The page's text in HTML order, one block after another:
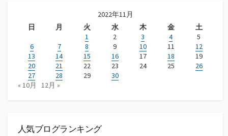
2022年11月
日
月 火 水 木 金
土
1
2 3 4
5
6
7 8 9 10 11
12
13
14 15 16 17 18
19
20
21 22 23 24 25
26
27
28 29
30
« 10月
12月 »
人気ブログランキング